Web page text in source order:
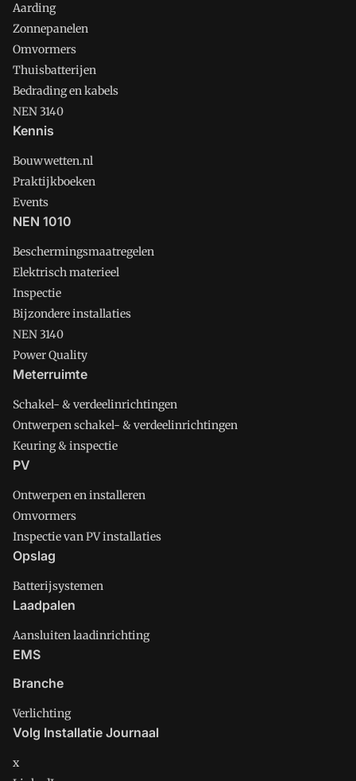
Aarding
Zonnepanelen
Omvormers
Thuisbatterijen
Bedrading en kabels
NEN 3140
Kennis
Bouwwetten.nl
Praktijkboeken
Events
NEN 1010
Beschermingsmaatregelen
Elektrisch materieel
Inspectie
Bijzondere installaties
NEN 3140
Power Quality
Meterruimte
Schakel- & verdeelinrichtingen
Ontwerpen schakel- & verdeelinrichtingen
Keuring & inspectie
PV
Ontwerpen en installeren
Omvormers
Inspectie van PV installaties
Opslag
Batterijsystemen
Laadpalen
Aansluiten laadinrichting
EMS
Branche
Verlichting
Volg Installatie Journaal
x